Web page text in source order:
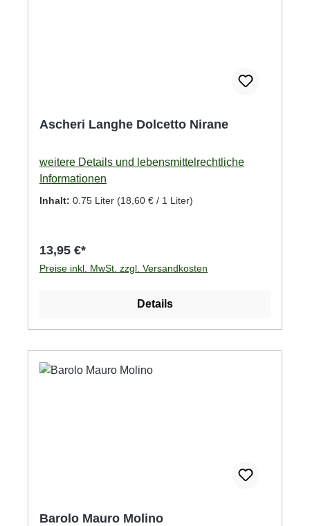
Ascheri Langhe Dolcetto Nirane
weitere Details und lebensmittelrechtliche
Informationen
Inhalt: 0.75 Liter (18,60 € / 1 Liter)
13,95 €*
Preise inkl. MwSt. zzgl. Versandkosten
Details
Barolo Mauro Molino